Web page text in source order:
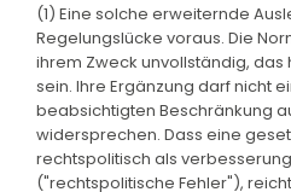
(1) Eine solche erweiternde
Regelungslücke voraus. Die
ihrem Zweck unvollständig,
sein. Ihre Ergänzung darf nicht
beabsichtigten Beschränkung
widersprechen. Dass eine
rechtspolitisch als
("rechtspolitische Fehler"),